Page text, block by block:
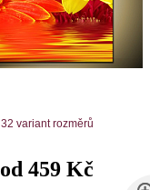
32 variant rozměrů
od 459 Kč